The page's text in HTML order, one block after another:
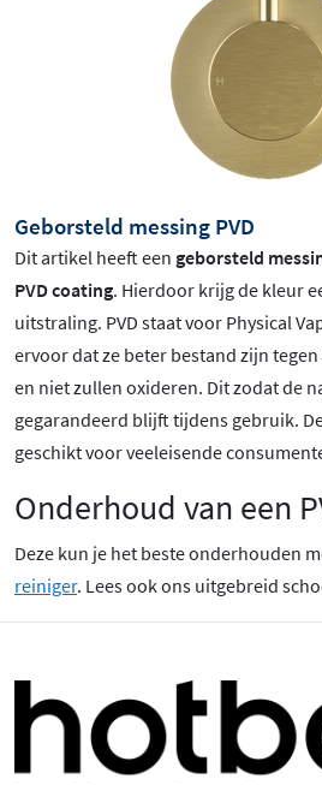
Geborsteld messing PVD
Dit artikel heeft een geborsteld
PVD coating. Hierdoor krijg de kleur
uitstraling. PVD staat voor Physical
ervoor dat ze beter bestand zijn
en niet zullen oxideren. Dit zodat de
gegarandeerd blijft tijdens gebruik.
geschikt voor veeleisende
Onderhoud van een
Deze kun je het beste onderhouden
reiniger. Lees ook ons uitgebreid